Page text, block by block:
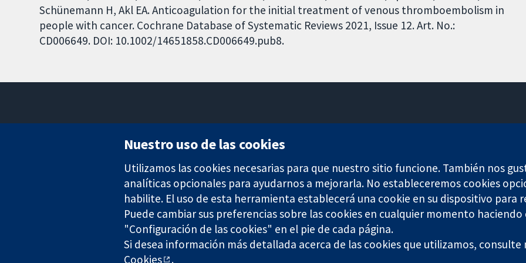
Schünemann H, Akl EA. Anticoagulation for the initial treatment of venous thromboembolism in
people with cancer. Cochrane Database of Systematic Reviews 2021, Issue 12. Art. No.:
CD006649. DOI: 10.1002/14651858.CD006649.pub8.
Londres
Reino Unido
The Cochrane Collaboration is a charity (no. 1045921) and a company limited by guarantee (no. 03044323) registered in England &
Nuestro uso de las cookies
Utilizamos las cookies necesarias para que nuestro sitio funcione. También nos
analíticas opcionales para ayudarnos a mejorarla. No estableceremos cookies
habilite. El uso de esta herramienta establecerá una cookie en su dispositivo para
Puede cambiar sus preferencias sobre las cookies en cualquier momento haciendo
"Configuración de las cookies" en el pie de cada página.
Si desea información más detallada acerca de las cookies que utilizamos, consulte
Cookies
.